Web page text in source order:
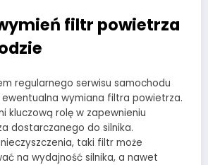
filtr powietrza
regularnego serwisu samochodu
wymiana filtra powietrza.
kluczową rolę w zapewnieniu
dostarczanego do silnika.
taki filtr może
na wydajność silnika, a nawet